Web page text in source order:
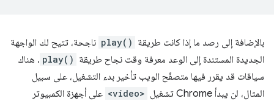
بالإضافة إلى رصد ما إذا كانت طريقة play() ناجحة، تتيح لك الواجهة
الجديدة المستندة إلى الوعد معرفة وقت نجاح طريقة play() . هناك
سياقات قد يقرر فيها متصفّح الويب تأخير بدء التشغيل، على سبيل
المثال، لن يبدأ Chrome تشغيل
<video> على أجهزة الكمبيوتر